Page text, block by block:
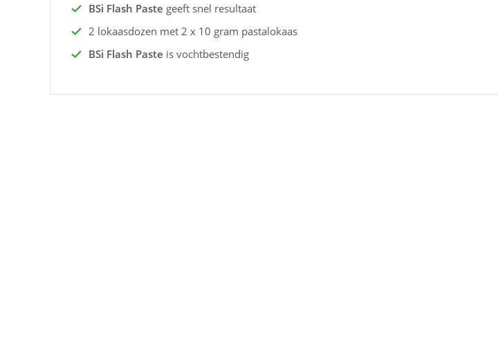
BSi Flash Paste geeft snel resultaat
2 lokaasdozen met 2 x 10 gram pastalokaas
BSi Flash Paste is vochtbestendig